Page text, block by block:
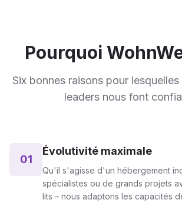
Pourquoi
Six bonnes raisons pour
leaders nous font
01
Évolutivité maximale
Qu'il s'agisse d'un hébergement
spécialistes ou de grands projets
lits – nous adaptons les capacités